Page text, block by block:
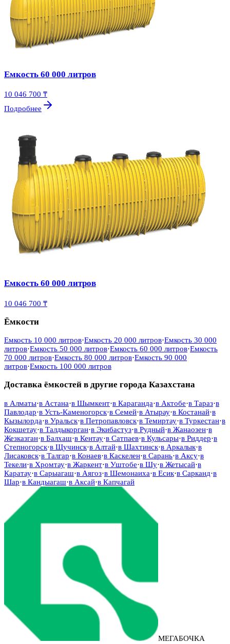
Емкость 60 000 литров
10 046 700 ₸
Подробнее
Емкость 60 000 литров
10 046 700 ₸
Ёмкости
Емкость 10 000 литров·Емкость 20 000 литров·Емкость 30 000
литров·Емкость 50 000 литров·Емкость 60 000 литров·Емкость
70 000 литров·Емкость 80 000 литров·Емкость 90 000
литров·Емкость 100 000 литров
Доставка ёмкостей в другие города Казахстана
в Алматы·в Астана·в Шымкент·в Караганда·в Актобе·в Тараз·в
Павлодар·в Усть-Каменогорск·в Семей·в Атырау·в Костанай·в
Кызылорда·в Уральск·в Петропавловск·в Темиртау·в Туркестан·в
Кокшетау·в Талдыкорган·в Экибастуз·в Рудный·в Жанаозен·в
Жезказган·в Балхаш·в Кентау·в Сатпаев·в Кульсары·в Риддер·в
Степногорск·в Щучинск·в Алтай·в Шахтинск·в Аркалык·в
Лисаковск·в Талгар·в Конаев·в Каскелен·в Сарань·в Аксу·в
Текели·в Хромтау·в Жаркент·в Уштобе·в Шу·в Жетысай·в
Каратау·в Сарыагаш·в Аягоз·в Шемонаиха·в Есик·в Сарканд·в
Шар·в Кандыагаш·в Аксай·в Капчагай
МЕГАБОЧКА